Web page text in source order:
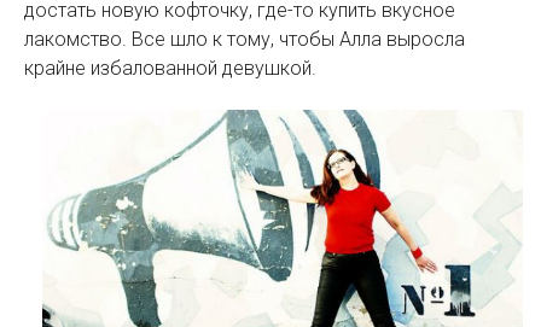
достать новую кофточку, где-то купить вкусное
лакомство. Все шло к тому, чтобы Алла выросла
крайне избалованной девушкой.